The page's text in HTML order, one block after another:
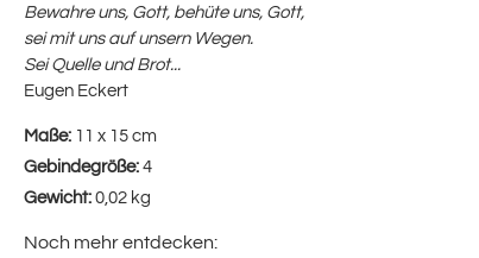
Bewahre uns, Gott, behüte uns, Gott,
sei mit uns auf unsern Wegen.
Sei Quelle und Brot...
Eugen Eckert
Maße: 11 x 15 cm
Gebindegröße: 4
Gewicht: 0,02 kg
Noch mehr entdecken: